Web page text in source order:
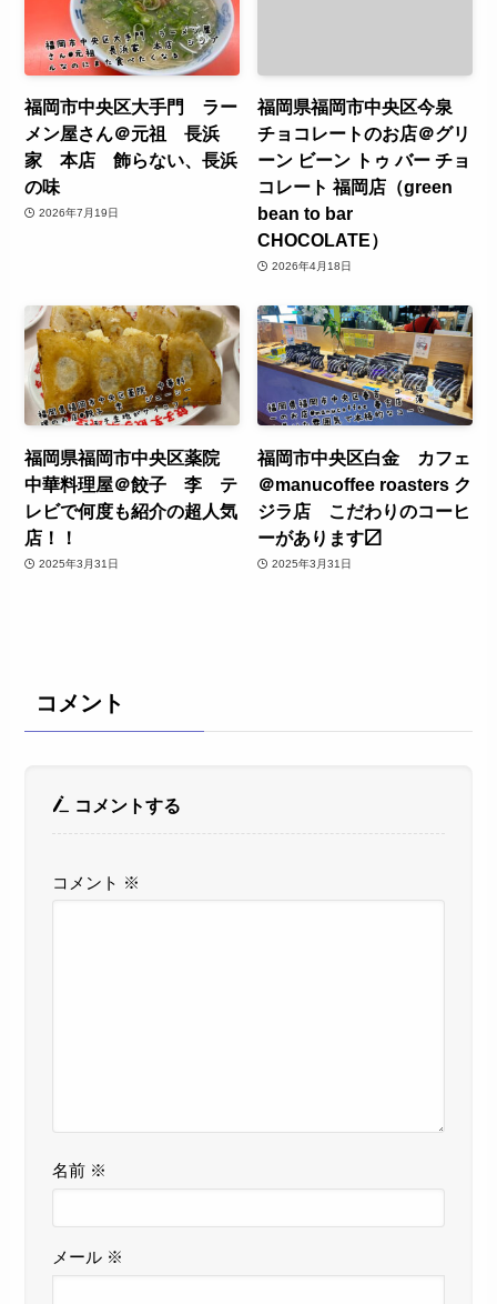
福岡市中央区大手門 ラー
メン屋さん＠元祖 長浜
家 本店 飾らない、長浜
の味
2026年7月19日
福岡県福岡市中央区今泉
チョコレートのお店＠グリ
ーン ビーン トゥ バー チョ
コレート 福岡店（green
bean to bar
CHOCOLATE）
2026年4月18日
福岡県福岡市中央区薬院
中華料理屋＠餃子 李 テ
レビで何度も紹介の超人気
店！！
2025年3月31日
福岡市中央区白金 カフェ
＠manucoffee roasters ク
ジラ店 こだわりのコーヒ
ーがあります〼
2025年3月31日
コメント
コメントする
コメント ※
名前 ※
メール ※